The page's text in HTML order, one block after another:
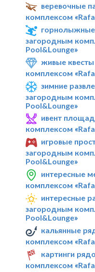
веревочные
комплексом
загородным
Pool&Lounge»
живые
комплексом
зимние
загородным
Pool&Lounge»
ивент
комплексом
игровые
загородным
Pool&Lounge»
интересные
комплексом
интересные
загородным
Pool&Lounge»
кальянные
комплексом
картинги
комплексом